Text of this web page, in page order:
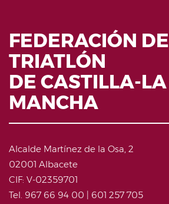
FEDERACIÓN DE
TRIATLÓN
DE CASTILLA-LA
MANCHA
Alcalde Martínez de la Osa, 2
02001 Albacete
CIF: V-02359701
Tel. 967 66 94 00 | 601 257 705